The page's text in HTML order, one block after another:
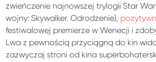
zwieńczenie najnowszej trylogii Star
wojny: Skywalker. Odrodzenie),
festiwalowej premierze w Wenecji i
Lwa z pewnością przyciągną do kin
zazwyczaj stroni od kina